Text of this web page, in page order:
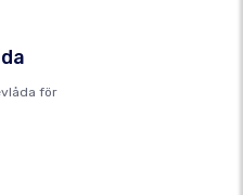
för